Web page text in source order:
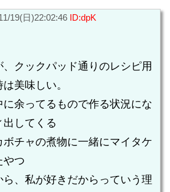
19(日)22:02:46 ID:dpK
クックパッド通りのレシピ用
美味しい。
余ってるもので作る状況にな
出してくる
チャの煮物に一緒にマイタケ
やつ
、私が好きだからっていう理